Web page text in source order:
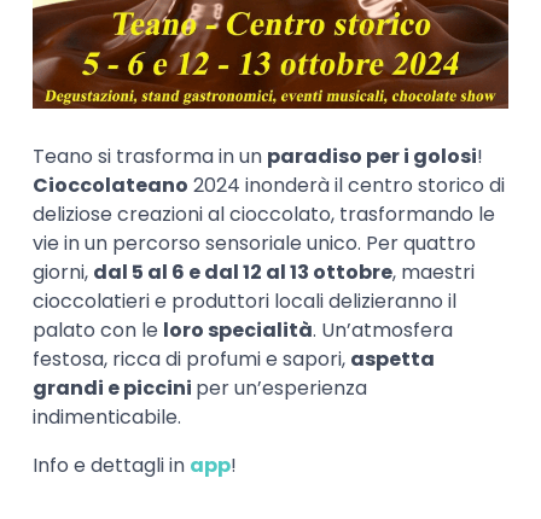
Teano si trasforma in un paradiso per i golosi!
Cioccolateano 2024 inonderà il centro storico di
deliziose creazioni al cioccolato, trasformando le
vie in un percorso sensoriale unico. Per quattro
giorni, dal 5 al 6 e dal 12 al 13 ottobre, maestri
cioccolatieri e produttori locali delizieranno il
palato con le loro specialità. Un’atmosfera
festosa, ricca di profumi e sapori, aspetta
grandi e piccini per un’esperienza
indimenticabile.
Info e dettagli in app!